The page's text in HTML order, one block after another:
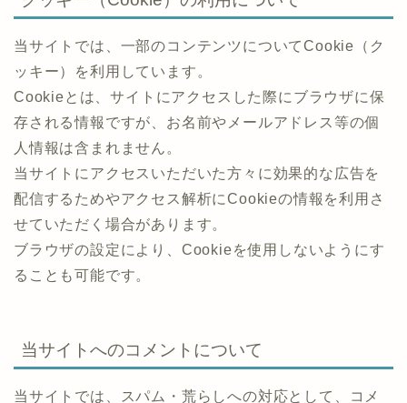
当サイトでは、一部のコンテンツについてCookie（ク
ッキー）を利用しています。
Cookieとは、サイトにアクセスした際にブラウザに保
存される情報ですが、お名前やメールアドレス等の個
人情報は含まれません。
当サイトにアクセスいただいた方々に効果的な広告を
配信するためやアクセス解析にCookieの情報を利用さ
せていただく場合があります。
ブラウザの設定により、Cookieを使用しないようにす
ることも可能です。
当サイトへのコメントについて
当サイトでは、スパム・荒らしへの対応として、コメ